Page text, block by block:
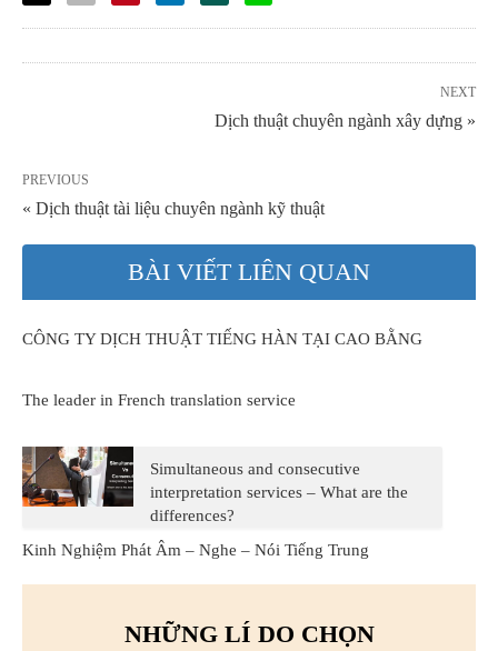
NEXT
Dịch thuật chuyên ngành xây dựng »
PREVIOUS
« Dịch thuật tài liệu chuyên ngành kỹ thuật
BÀI VIẾT LIÊN QUAN
CÔNG TY DỊCH THUẬT TIẾNG HÀN TẠI CAO BẰNG
The leader in French translation service
Simultaneous and consecutive
interpretation services – What are the
differences?
Kinh Nghiệm Phát Âm – Nghe – Nói Tiếng Trung
NHỮNG LÍ DO CHỌN